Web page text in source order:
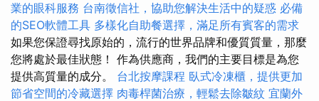
業的眼科服務 台南徵信社，協助您解決生活中的疑惑 必備
的SEO軟體工具 多樣化自助餐選擇，滿足所有賓客的需求
如果您保證尋找原始的，流行的世界品牌和優質質量，那麼
您將處於最佳狀態！ 作為供應商，我們的主要目標是為您
提供高質量的成分。 台北按摩課程 臥式冷凍櫃，提供更加
節省空間的冷藏選擇 肉毒桿菌治療，輕鬆去除皺紋 宜蘭外